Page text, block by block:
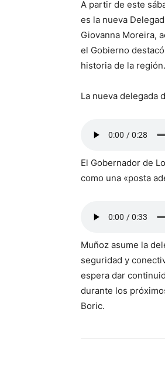
A partir de este
es la nueva
Giovanna Moreira,
el Gobierno
historia de la región.
La nueva delegada
El Gobernador de
como una «posta
Muñoz asume la
seguridad y
espera dar
durante los
Boric.